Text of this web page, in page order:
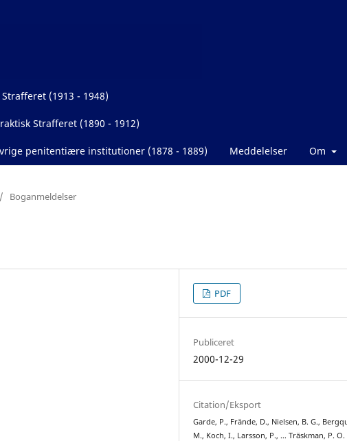
(1913 - 1948)
Strafferet (1890 - 1912)
penitentiære institutioner (1878 - 1889) Meddelelser Om
/ Boganmeldelser
PDF
Publiceret
2000-12-29
Citation/Eksport
Garde, P., Frände, D., Nielsen, B. G.,
M., Koch, I., Larsson, P., … Träskman, P. O.